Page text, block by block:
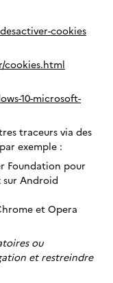
cookies
cookies.html
10-microsoft-
traceurs via des
exemple :
Foundation pour
sur Android
et Opera
ou
et restreindre